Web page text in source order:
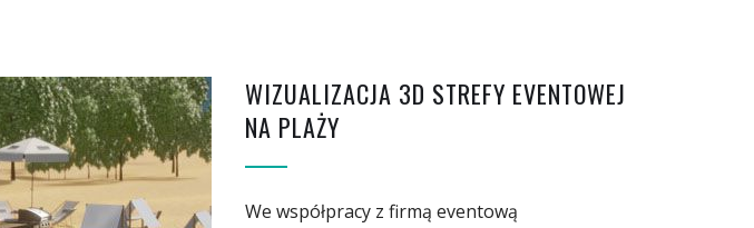
WIZUALIZACJA 3D STREFY EVENTOWEJ
NA PLAŻY
We współpracy z firmą eventową